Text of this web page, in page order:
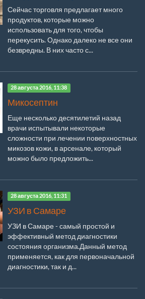
Сейчас торговля предлагает много
продуктов, которые можно
использовать для того, чтобы
перекусить. Однако далеко не все они
безвредны. В них часто с...
28 августа 2016, 11:38
Микосептин
Еще несколько десятилетий назад
врачи испытывали некоторые
сложности при лечении поверхностных
микозов кожи, в арсенале, который
можно было предложить...
28 августа 2016, 11:31
УЗИ в Самаре
УЗИ в Самаре - самый простой и
эффективный метод диагностики
состояния организма.Данный метод
применяется, как для первоначальной
диагностики, так и д...